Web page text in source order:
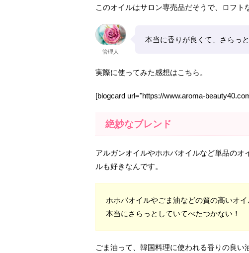
このオイルはサロン専売品だそうで、ロフト
管理人
本当に香りが良くて、さらっ
実際に使ってみた感想はこちら。
[blogcard url="https://www.aroma-
絶妙なブレンド
アルガンオイルやホホバオイルなど単品の
ルも好きなんです。
ホホバオイルやごま油などの質の高いオ
本当にさらっとしていてべたつかない！
ごま油って、韓国料理に使われる香りの良い